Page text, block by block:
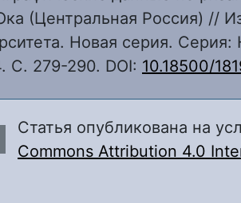
(Центральная Россия) //
Новая серия.
С. 279-290. DOI: 10.18500/
Статья опубликована на
Commons Attribution 4.0